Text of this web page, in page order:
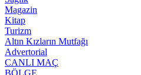
Magazin
Kitap
Turizm
Altın Kızların Mutfağı
Advertorial
CANLI MAÇ